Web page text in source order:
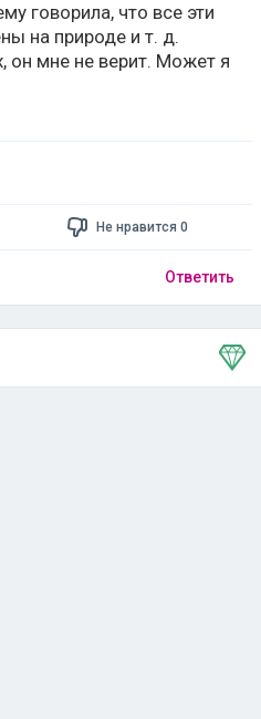
говорила, что все эти
на природе и т. д.
он мне не верит. Может я
Не нравится 0
Ответить